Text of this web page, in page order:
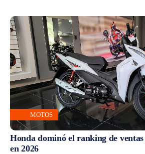
MOTOS
Honda dominó el ranking de
en 2026